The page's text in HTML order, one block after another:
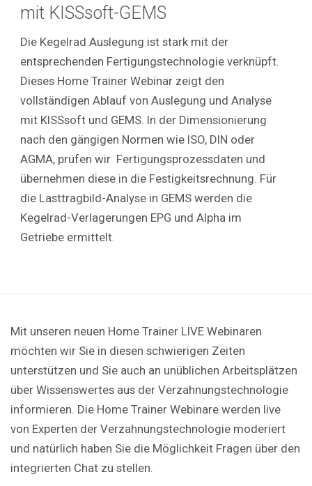
mit KISSsoft-GEMS
Die Kegelrad Auslegung ist stark mit der
entsprechenden Fertigungstechnologie verknüpft.
Dieses Home Trainer Webinar zeigt den
vollständigen Ablauf von Auslegung und Analyse
mit KISSsoft und GEMS. In der Dimensionierung
nach den gängigen Normen wie ISO, DIN oder
AGMA, prüfen wir Fertigungsprozessdaten und
übernehmen diese in die Festigkeitsrechnung. Für
die Lasttragbild-Analyse in GEMS werden die
Kegelrad-Verlagerungen EPG und Alpha im
Getriebe ermittelt.
Mit unseren neuen Home Trainer LIVE Webinaren
möchten wir Sie in diesen schwierigen Zeiten
unterstützen und Sie auch an unüblichen Arbeitsplätzen
über Wissenswertes aus der Verzahnungstechnologie
informieren. Die Home Trainer Webinare werden live
von Experten der Verzahnungstechnologie moderiert
und natürlich haben Sie die Möglichkeit Fragen über den
integrierten Chat zu stellen.